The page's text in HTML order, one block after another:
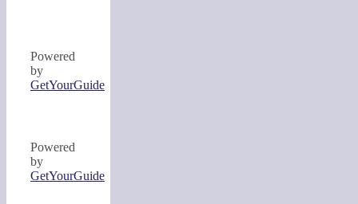
Powered
by
GetYourGuide
Powered
by
GetYourGuide